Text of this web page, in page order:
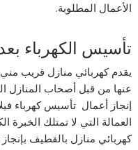
الأعمال المطلوبة.
تأسيس الكهرباء
يقدم كهربائي منازل قريب
عنها من قبل أصحاب المنازل
إنجاز أعمال تأسيس كهرباء
العمالة التي لا تمتلك الخبرة
كهربائي منازل بالقطيف